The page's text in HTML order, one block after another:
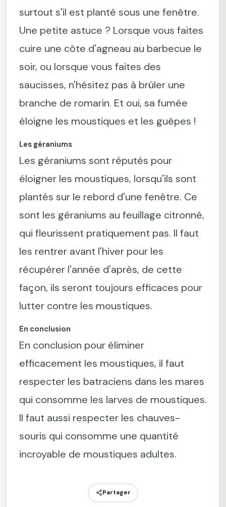
surtout s'il est planté sous une fenêtre.
Une petite astuce ? Lorsque vous faites
cuire une côte d'agneau au barbecue le
soir, ou lorsque vous faites des
saucisses, n'hésitez pas à brûler une
branche de romarin. Et oui, sa fumée
éloigne les moustiques et les guêpes !
Les géraniums
Les géraniums sont réputés pour
éloigner les moustiques, lorsqu'ils sont
plantés sur le rebord d'une fenêtre. Ce
sont les géraniums au feuillage citronné,
qui fleurissent pratiquement pas. Il faut
les rentrer avant l'hiver pour les
récupérer l'année d'après, de cette
façon, ils seront toujours efficaces pour
lutter contre les moustiques.
En conclusion
En conclusion pour éliminer
efficacement les moustiques, il faut
respecter les batraciens dans les mares
qui consomme les larves de moustiques.
Il faut aussi respecter les chauves-
souris qui consomme une quantité
incroyable de moustiques adultes.
Partager